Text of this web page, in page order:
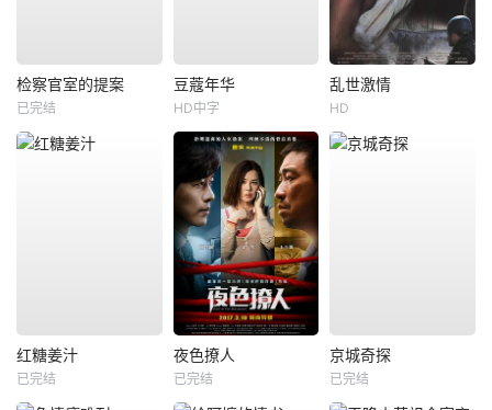
检察官室的提案
已完结
豆蔻年华
HD中字
乱世激情
HD
红糖姜汁
已完结
夜色撩人
已完结
京城奇探
已完结